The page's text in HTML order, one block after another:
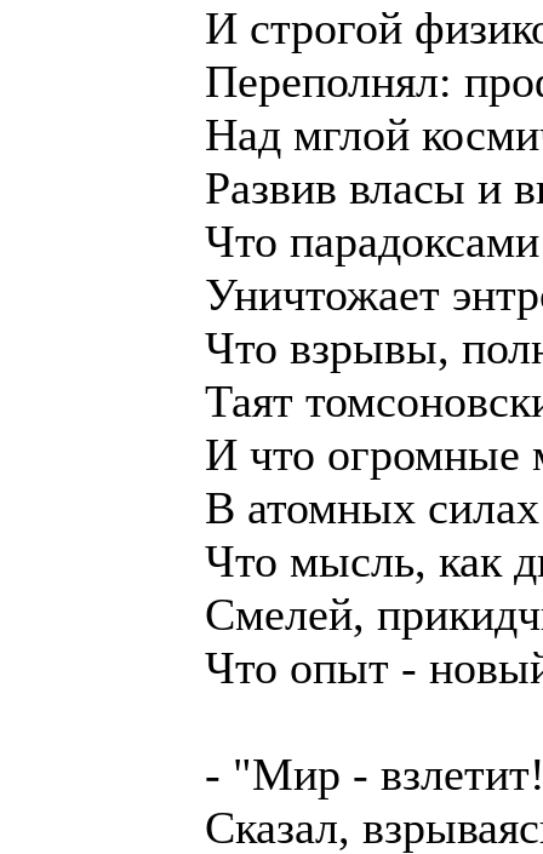
И строгой
Переполнял:
Над мглой
Развив власы и
Что
Уничтожает
Что взрывы,
Таят
И что огромные
В атомных
Что мысль, как
Смелей,
Что опыт -
- "Мир -
Сказал,